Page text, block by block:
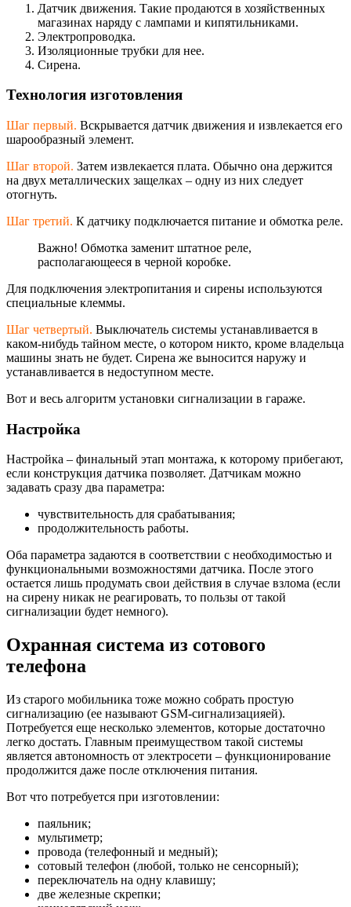
Датчик движения. Такие продаются в хозяйственных
магазинах наряду с лампами и кипятильниками.
Электропроводка.
Изоляционные трубки для нее.
Сирена.
Технология изготовления
Шаг первый. Вскрывается датчик движения и извлекается его
шарообразный элемент.
Шаг второй. Затем извлекается плата. Обычно она держится
на двух металлических защелках – одну из них следует
отогнуть.
Шаг третий. К датчику подключается питание и обмотка реле.
Важно! Обмотка заменит штатное реле,
располагающееся в черной коробке.
Для подключения электропитания и сирены используются
специальные клеммы.
Шаг четвертый. Выключатель системы устанавливается в
каком-нибудь тайном месте, о котором никто, кроме владельца
машины знать не будет. Сирена же выносится наружу и
устанавливается в недоступном месте.
Вот и весь алгоритм установки сигнализации в гараже.
Настройка
Настройка – финальный этап монтажа, к которому прибегают,
если конструкция датчика позволяет. Датчикам можно
задавать сразу два параметра:
чувствительность для срабатывания;
продолжительность работы.
Оба параметра задаются в соответствии с необходимостью и
функциональными возможностями датчика. После этого
остается лишь продумать свои действия в случае взлома (если
на сирену никак не реагировать, то пользы от такой
сигнализации будет немного).
Охранная система из сотового
телефона
Из старого мобильника тоже можно собрать простую
сигнализацию (ее называют GSМ-сигнализацияей).
Потребуется еще несколько элементов, которые достаточно
легко достать. Главным преимуществом такой системы
является автономность от электросети – функционирование
продолжится даже после отключения питания.
Вот что потребуется при изготовлении:
паяльник;
мультиметр;
провода (телефонный и медный);
сотовый телефон (любой, только не сенсорный);
переключатель на одну клавишу;
две железные скрепки;